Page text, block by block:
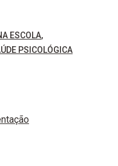
ESCOLA
PSICOLÓGICA